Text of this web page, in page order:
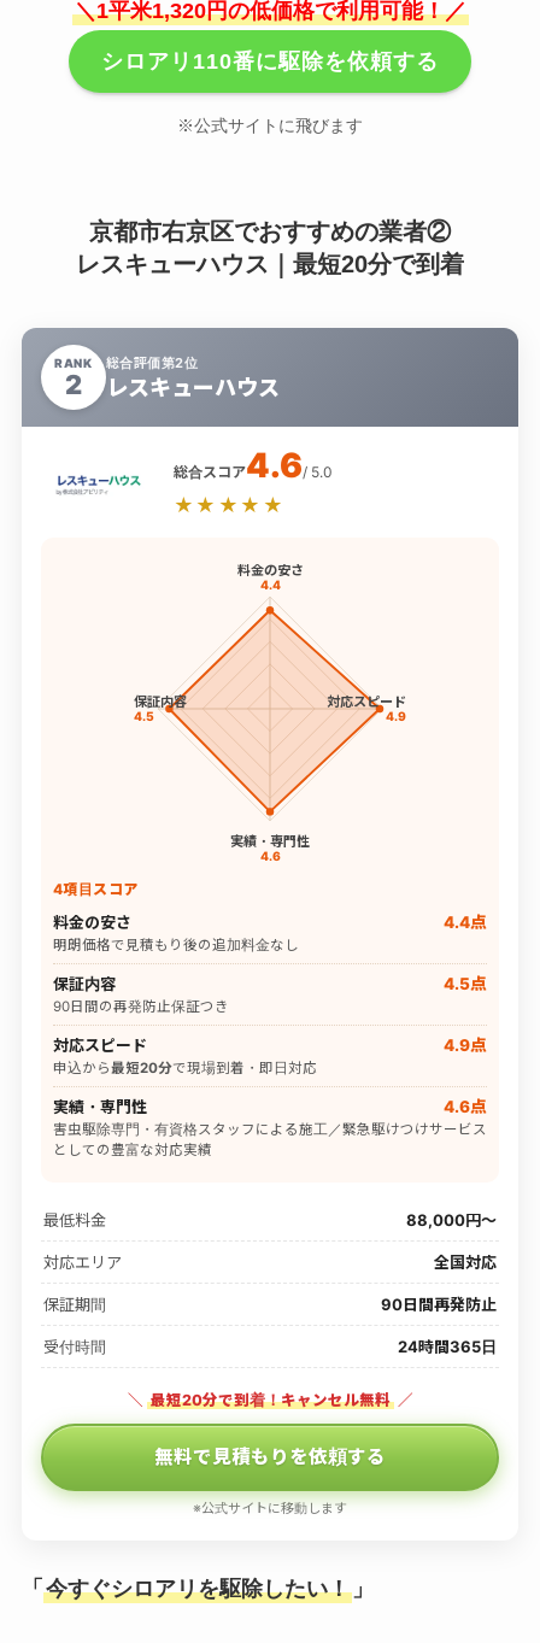
＼1平米1,320円の低価格で利用可能！／
シロアリ110番に駆除を依頼する
※公式サイトに飛びます
京都市右京区でおすすめの業者②
レスキューハウス｜最短20分で到着
RANK
2
総合評価第2位
レスキューハウス
総合スコア4.6/ 5.0
★★★★★
料金の安さ
4.4
対応スピード
4.9
実績・専門性
4.6
保証内容
4.5
4項目スコア
料金の安さ 4.4点
明朗価格で見積もり後の追加料金なし
保証内容 4.5点
90日間の再発防止保証つき
対応スピード 4.9点
申込から最短20分で現場到着・即日対応
実績・専門性 4.6点
害虫駆除専門・有資格スタッフによる施工／緊急駆けつけサービス
としての豊富な対応実績
最低料金 88,000円〜
対応エリア 全国対応
保証期間 90日間再発防止
受付時間 24時間365日
＼ 最短20分で到着！キャンセル無料 ／
無料で見積もりを依頼する
※公式サイトに移動します
「 今すぐシロアリを駆除したい！」